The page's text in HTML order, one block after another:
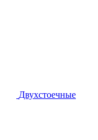
Двухстоечные